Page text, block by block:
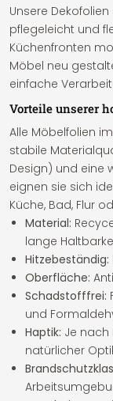
Unsere
pflegeleicht und
Küchenfronten
Möbel neu
einfache
Vorteile unserer
Alle Möbelfolien
stabile
Design) und eine
eignen sie sich
Küche, Bad, Flur
Material:
lange
Hitzebeständig:
Oberfläche:
Schadstofffrei:
und
Haptik: Je nach
natürlicher